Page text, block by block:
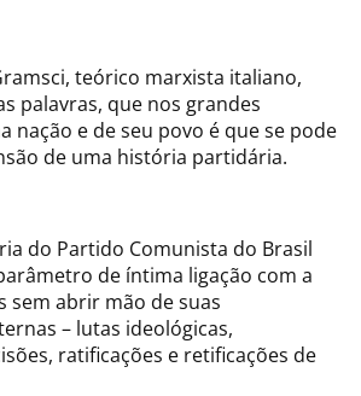
teórico marxista italiano,
palavras, que nos grandes
nação e de seu povo é que se pode
de uma história partidária.
do Partido Comunista do Brasil
de íntima ligação com a
sem abrir mão de suas
– lutas ideológicas,
ratificações e retificações de